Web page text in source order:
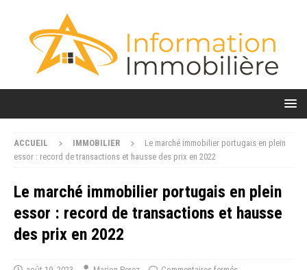
ACCUEIL IMMOBILIER
Le marché immobilier portugais en plein
essor : record de transactions et hausse des prix en 2022
Le marché immobilier portugais en plein
essor : record de transactions et hausse
des prix en 2022